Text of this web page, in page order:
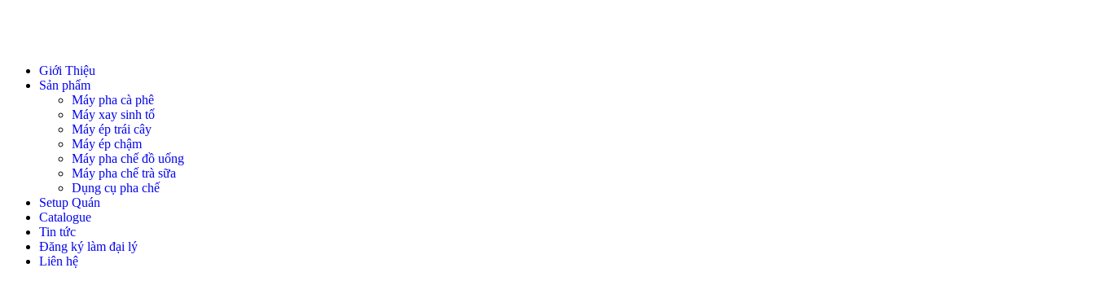
Giới Thiệu
Sản phẩm
Máy pha cà phê
Máy xay sinh tố
Máy ép trái cây
Máy ép chậm
Máy pha chế đồ uống
Máy pha chế trà sữa
Dụng cụ pha chế
Setup Quán
Catalogue
Tin tức
Đăng ký làm đại lý
Liên hệ